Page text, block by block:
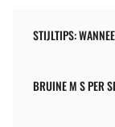
STIJLTIPS:
BRUINE M S PER